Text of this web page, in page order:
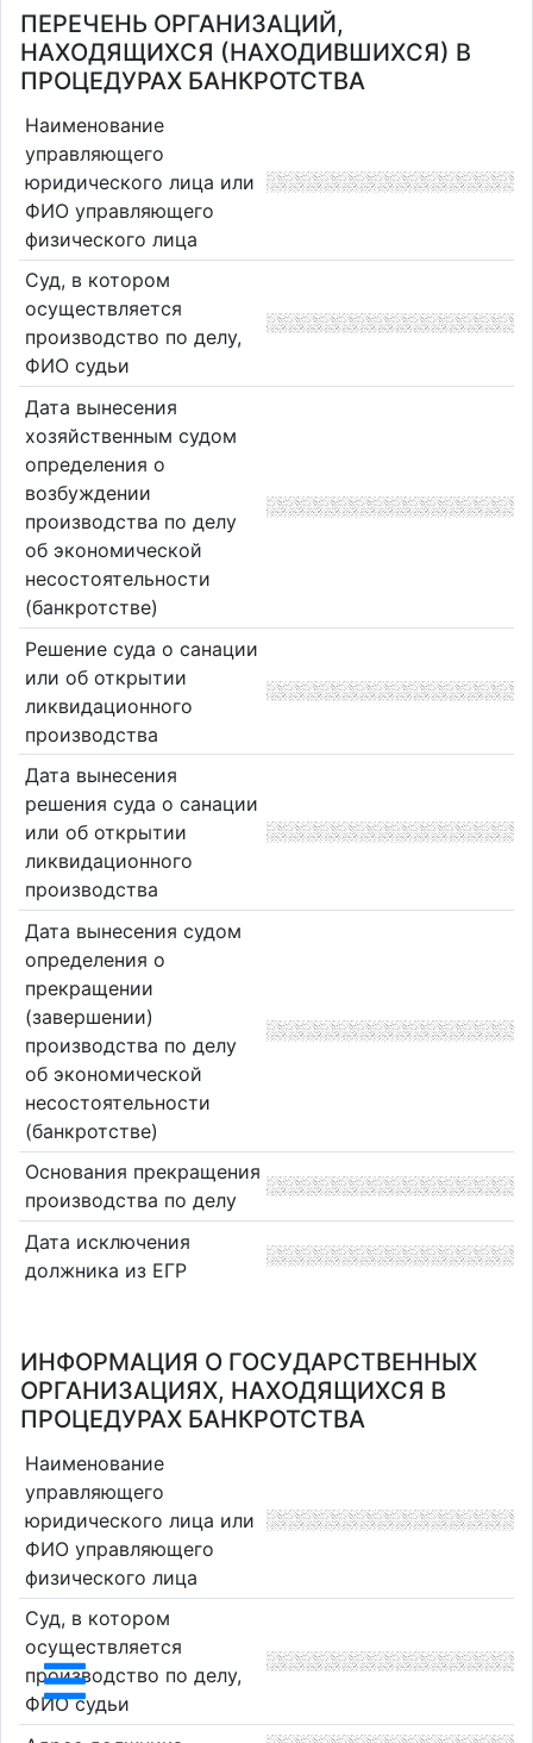
ПЕРЕЧЕНЬ ОРГАНИЗАЦИЙ,
НАХОДЯЩИХСЯ (НАХОДИВШИХСЯ) В
ПРОЦЕДУРАХ БАНКРОТСТВА
Наименование
управляющего
юридического лица или
ФИО управляющего
физического лица
Суд, в котором
осуществляется
производство по делу,
ФИО судьи
Дата вынесения
хозяйственным судом
определения о
возбуждении
производства по делу
об экономической
несостоятельности
(банкротстве)
Решение суда о санации
или об открытии
ликвидационного
производства
Дата вынесения
решения суда о санации
или об открытии
ликвидационного
производства
Дата вынесения судом
определения о
прекращении
(завершении)
производства по делу
об экономической
несостоятельности
(банкротстве)
Основания прекращения
производства по делу
Дата исключения
должника из ЕГР
ИНФОРМАЦИЯ О ГОСУДАРСТВЕННЫХ
ОРГАНИЗАЦИЯХ, НАХОДЯЩИХСЯ В
ПРОЦЕДУРАХ БАНКРОТСТВА
Наименование
управляющего
юридического лица или
ФИО управляющего
физического лица
Суд, в котором
осуществляется
производство по делу,
ФИО судьи